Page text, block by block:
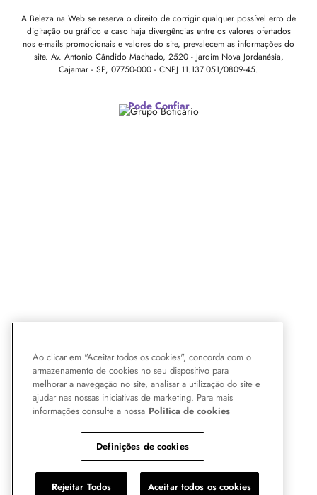
A Beleza na Web se reserva o direito de corrigir qualquer possível erro de
digitação ou gráfico e caso haja divergências entre os valores ofertados
nos e-mails promocionais e valores do site, prevalecem as informações do
site. Av. Antonio Cândido Machado, 2520 - Jardim Nova Jordanésia,
Cajamar - SP, 07750-000 - CNPJ 11.137.051/0809-45.
Pode Confiar
Ao clicar em "Aceitar todos os cookies", concorda com o
armazenamento de cookies no seu dispositivo para
melhorar a navegação no site, analisar a utilização do site e
ajudar nas nossas iniciativas de marketing. Para mais
informações consulte a nossa Politica de cookies
Definições de cookies
Rejeitar Todos Aceitar todos os cookies